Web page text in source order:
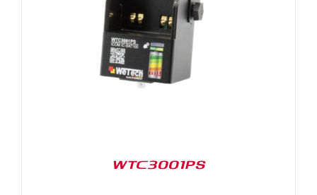
WTC3001PS